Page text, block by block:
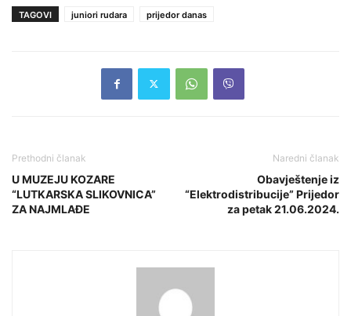
TAGOVI juniori rudara prijedor danas
Prethodni članak
U MUZEJU KOZARE
“LUTKARSKA SLIKOVNICA”
ZA NAJMLAĐE
Naredni članak
Obavještenje iz
“Elektrodistribucije” Prijedor
za petak 21.06.2024.